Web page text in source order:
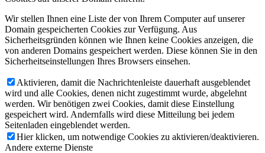
Wir stellen Ihnen eine Liste der von Ihrem Computer auf unserer
Domain gespeicherten Cookies zur Verfügung. Aus
Sicherheitsgründen können wie Ihnen keine Cookies anzeigen, die
von anderen Domains gespeichert werden. Diese können Sie in den
Sicherheitseinstellungen Ihres Browsers einsehen.
Aktivieren, damit die Nachrichtenleiste dauerhaft ausgeblendet
wird und alle Cookies, denen nicht zugestimmt wurde, abgelehnt
werden. Wir benötigen zwei Cookies, damit diese Einstellung
gespeichert wird. Andernfalls wird diese Mitteilung bei jedem
Seitenladen eingeblendet werden.
Hier klicken, um notwendige Cookies zu aktivieren/deaktivieren.
Andere externe Dienste